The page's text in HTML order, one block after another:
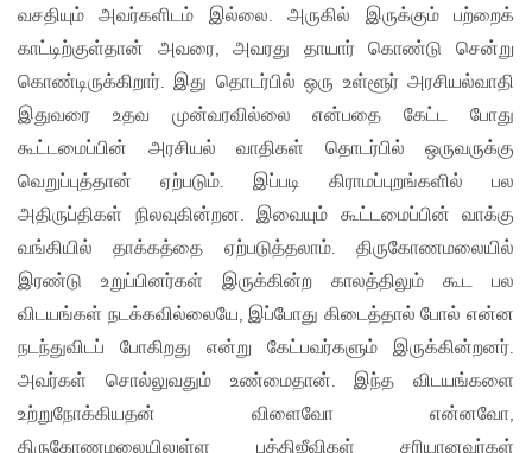
வசதியும் அவர்களிடம் இல்லை. அருகில் இருக்கும் பற்றைக்
காட்டிற்குள்தான் அவரை, அவரது தாயார் கொண்டு சென்று
கொண்டிருக்கிறார். இது தொடர்பில் ஒரு உள்ளூர் அரசியல்வாதி
இதுவரை உதவ முன்வரவில்லை என்பதை கேட்ட போது
கூட்டமைப்பின் அரசியல் வாதிகள் தொடர்பில் ஒருவருக்கு
வெறுப்புத்தான் ஏற்படும். இப்படி கிராமப்புறங்களில் பல
அதிருப்திகள் நிலவுகின்றன. இவையும் கூட்டமைப்பின் வாக்கு
வங்கியில் தாக்கத்தை ஏற்படுத்தலாம். திருகோணமலையில்
இரண்டு உறுப்பினர்கள் இருக்கின்ற காலத்திலும் கூட பல
விடயங்கள் நடக்கவில்லையே, இப்போது கிடைத்தால் போல் என்ன
நடந்துவிடப் போகிறது என்று கேட்பவர்களும் இருக்கின்றனர்.
அவர்கள் சொல்லுவதும் உண்மைதான். இந்த விடயங்களை
உற்றுநோக்கியதன் விளைவோ என்னவோ,
திருகோணமலையிலுள்ள புத்திஜீவிகள் சரியானவர்கள்